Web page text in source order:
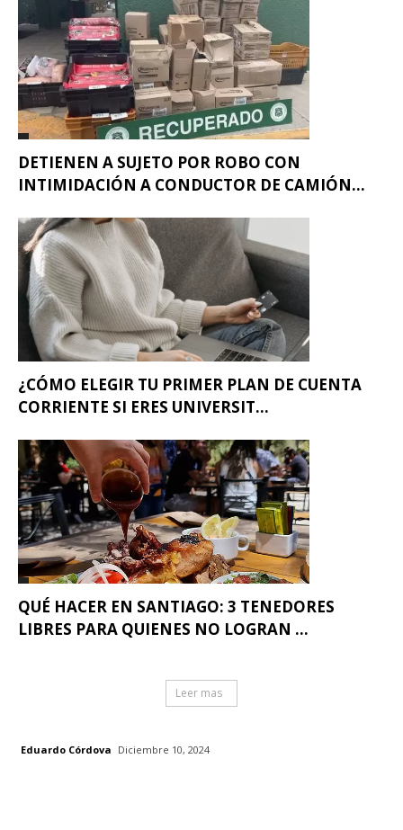
DETIENEN A SUJETO POR ROBO CON
INTIMIDACIÓN A CONDUCTOR DE CAMIÓN...
¿CÓMO ELEGIR TU PRIMER PLAN DE CUENTA
CORRIENTE SI ERES UNIVERSIT...
QUÉ HACER EN SANTIAGO: 3 TENEDORES
LIBRES PARA QUIENES NO LOGRAN ...
Leer mas
Eduardo Córdova Diciembre 10, 2024